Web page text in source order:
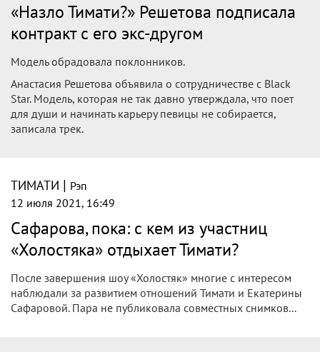
«Назло Тимати?» Решетова подписала
контракт с его экс-другом
Модель обрадовала поклонников.
Анастасия Решетова объявила о сотрудничестве с Black
Star. Модель, которая не так давно утверждала, что поет
для души и начинать карьеру певицы не собирается,
записала трек.
ТИМАТИ | Рэп
12 июля 2021, 16:49
Сафарова, пока: с кем из участниц
«Холостяка» отдыхает Тимати?
После завершения шоу «Холостяк» многие с интересом
наблюдали за развитием отношений Тимати и Екатерины
Сафаровой. Пара не публиковала совместных снимков...